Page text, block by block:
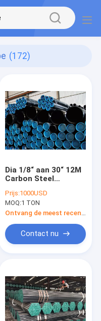
(172)
Dia 1/8“ aan 30“ 12M
Carbon Steel
Sch40 ASME B36.1
van Pijpastm A106
Prijs:1000USD
MOQ:1 TON
Contact nu